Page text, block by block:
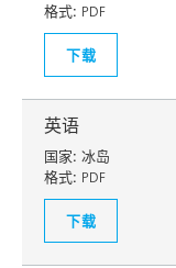
格式: PDF
下载
英语
国家: 冰岛
格式: PDF
下载